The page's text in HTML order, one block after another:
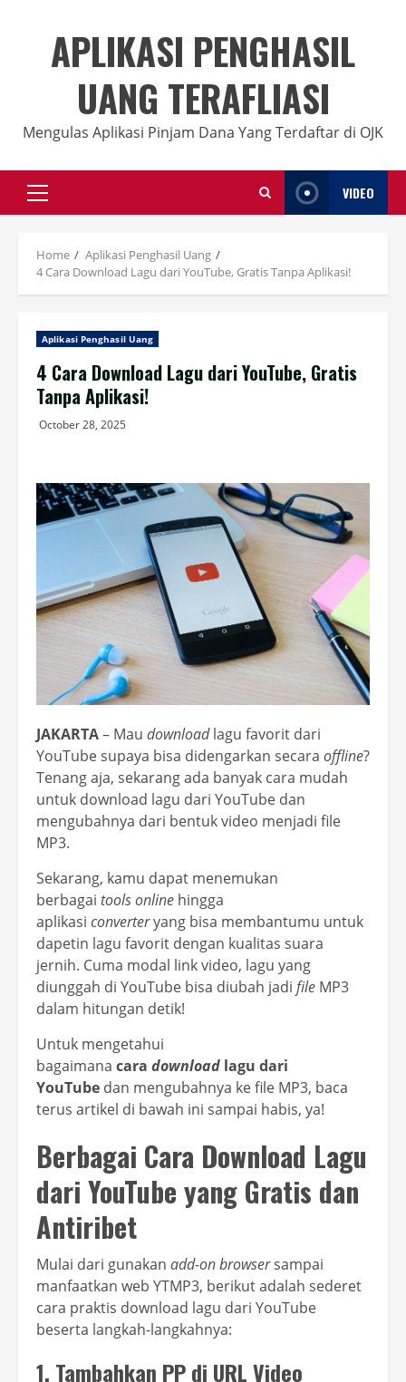
APLIKASI PENGHASIL
UANG TERAFLIASI
Mengulas Aplikasi Pinjam Dana Yang Terdaftar di OJK
Primary
Menu
VIDEO
Home
Aplikasi Penghasil Uang
4 Cara Download Lagu dari YouTube, Gratis Tanpa Aplikasi!
Aplikasi Penghasil Uang
4 Cara Download Lagu dari YouTube, Gratis
Tanpa Aplikasi!
October 28, 2025
JAKARTA– Mau downloadlagu favorit dari
YouTube supaya bisa didengarkan secara offline?
Tenang aja, sekarang ada banyak cara mudah
untuk download lagu dari YouTube dan
mengubahnya dari bentuk video menjadi file
MP3.
Sekarang, kamu dapat menemukan
berbagai tools online hingga
aplikasi converteryang bisa membantumu untuk
dapetin lagu favorit dengan kualitas suara
jernih. Cuma modal link video, lagu yang
diunggah di YouTube bisa diubah jadi file MP3
dalam hitungan detik!
Untuk mengetahui
bagaimana cara download lagu dari
YouTube dan mengubahnya ke file MP3, baca
terus artikel di bawah ini sampai habis, ya!
Berbagai Cara Download Lagu
dari YouTube yang Gratis dan
Antiribet
Mulai dari gunakan add-on browsersampai
manfaatkan web YTMP3, berikut adalah sederet
cara praktis download lagu dari YouTube
beserta langkah-langkahnya:
1. Tambahkan PP di URL Video